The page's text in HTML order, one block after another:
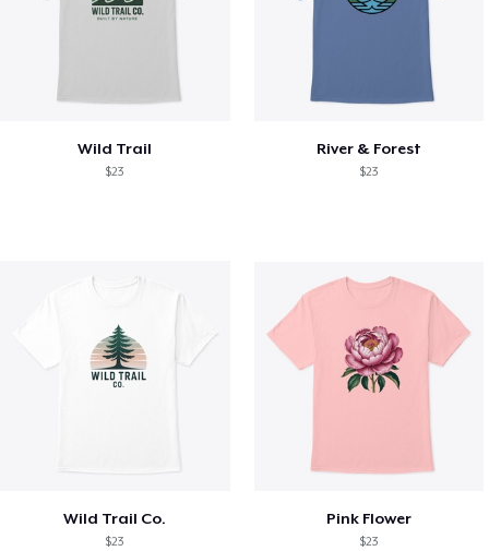
Wild Trail
$23
River & Forest
$23
Wild Trail Co.
$23
Pink Flower
$23